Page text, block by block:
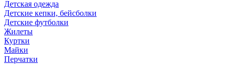
Детская одежда
Детские кепки, бейсболки
Детские футболки
Жилеты
Куртки
Майки
Перчатки